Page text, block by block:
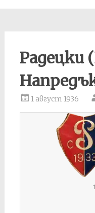
Радецки
1 август 1936